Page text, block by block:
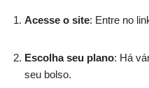
Acesse o site: Entre no
Escolha seu plano: Há
seu bolso.